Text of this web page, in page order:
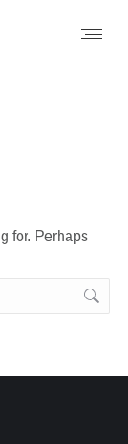
for. Perhaps